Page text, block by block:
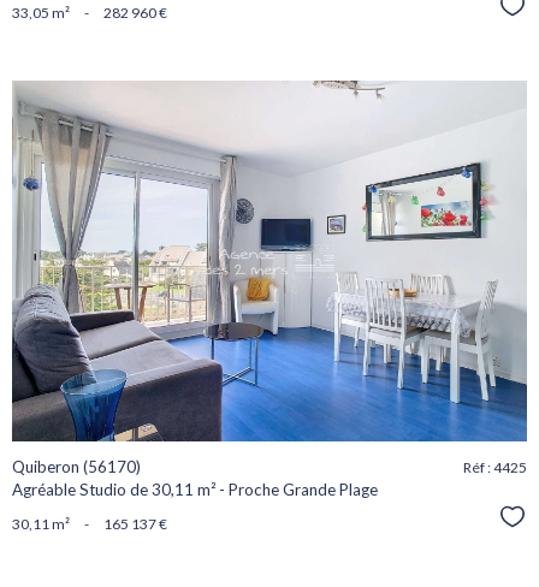
33,05 m² - 282 960 €
voir le
bien
Quiberon (56170)
Agréable Studio de 30,11 m² - Proche Grande Plage
Réf : 4425
30,11 m² - 165 137 €